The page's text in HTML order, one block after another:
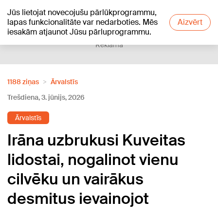
Jūs lietojat novecojušu pārlūkprogrammu,
lapas funkcionalitāte var nedarboties. Mēs
iesakām atjaunot Jūsu pārluprogrammu.
Aizvērt
+21°C
Reklāma
1188 ziņas
Ārvalstīs
Trešdiena, 3. jūnijs, 2026
Ārvalstīs
Irāna uzbrukusi Kuveitas
lidostai, nogalinot vienu
cilvēku un vairākus
desmitus ievainojot